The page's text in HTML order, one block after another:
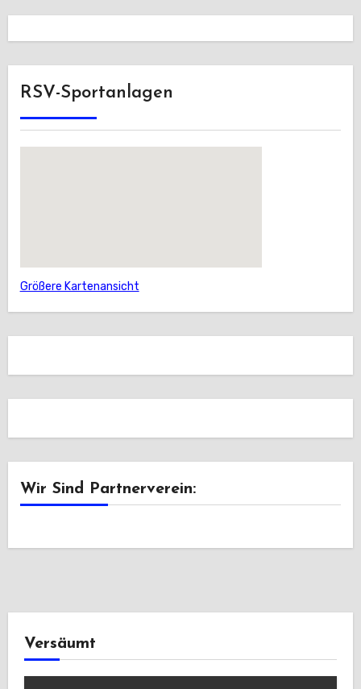
RSV-Sportanlagen
Größere Kartenansicht
Wir Sind Partnerverein:
Versäumt